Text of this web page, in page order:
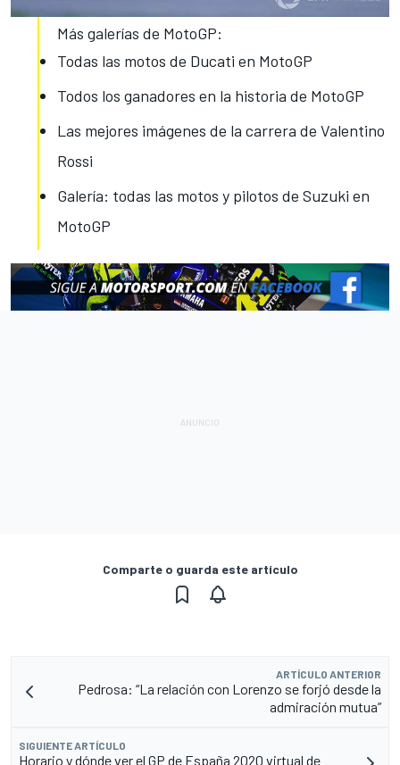
Más galerías de MotoGP:
Todas las motos de Ducati en MotoGP
Todos los ganadores en la historia de MotoGP
Las mejores imágenes de la carrera de Valentino
Rossi
Galería: todas las motos y pilotos de Suzuki en
MotoGP
Comparte o guarda este artículo
ARTÍCULO ANTERIOR
Pedrosa: “La relación con Lorenzo se forjó desde la
admiración mutua”
SIGUIENTE ARTÍCULO
Horario y dónde ver el GP de España 2020 virtual de